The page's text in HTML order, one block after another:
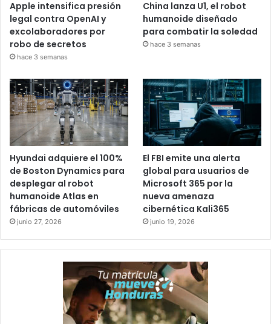
Apple intensifica presión
legal contra OpenAI y
excolaboradores por
robo de secretos
hace 3 semanas
China lanza U1, el robot
humanoide diseñado
para combatir la soledad
hace 3 semanas
Hyundai adquiere el 100%
de Boston Dynamics para
desplegar al robot
humanoide Atlas en
fábricas de automóviles
junio 27, 2026
El FBI emite una alerta
global para usuarios de
Microsoft 365 por la
nueva amenaza
cibernética Kali365
junio 19, 2026